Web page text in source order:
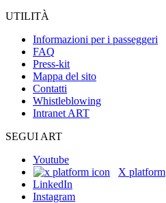
UTILITÀ
Informazioni per i passeggeri
FAQ
Press-kit
Mappa del sito
Contatti
Whistleblowing
Intranet ART
SEGUI ART
Youtube
X platform
LinkedIn
Instagram